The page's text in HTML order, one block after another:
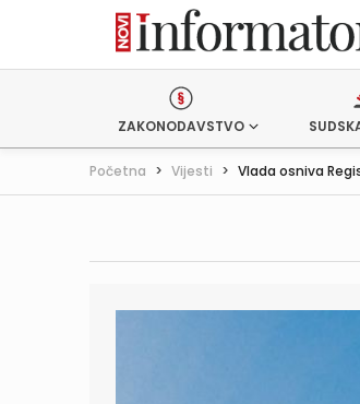
ZAKONODAVSTVO
Početna > Vijesti > Vlada osniva